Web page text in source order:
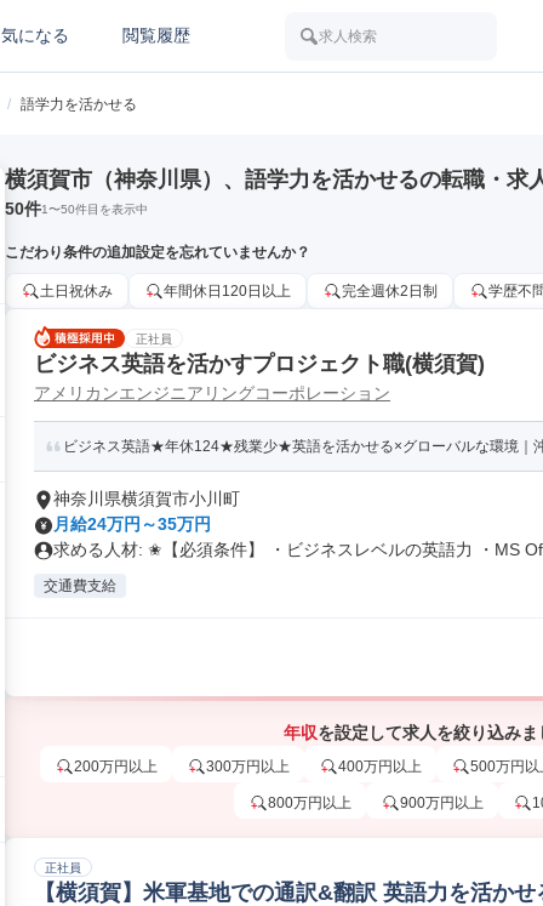
気になる 閲覧履歴 求人検索
/ 語学力を活かせる
横須賀市（神奈川県）、語学力を活かせるの転職・求
50件1〜50件目を表示中
こだわり条件の追加設定を忘れていませんか？
土日祝休み 年間休日120日以上 完全週休2日制 学歴不
正社員
ビジネス英語を活かすプロジェクト職(横須賀)
アメリカンエンジニアリングコーポレーション
ビジネス英語★年休124★残業少★英語を活かせる×グローバルな環境｜
神奈川県横須賀市小川町
月給24万円～35万円
求める人材: ✬【必須条件】 ・ビジネスレベルの英語力 ・MS
交通費支給
年収を設定して求人を絞り込みま
200万円以上 300万円以上 400万円以上 500万円以
800万円以上 900万円以上
正社員
【横須賀】米軍基地での通訳&翻訳 英語力を活か